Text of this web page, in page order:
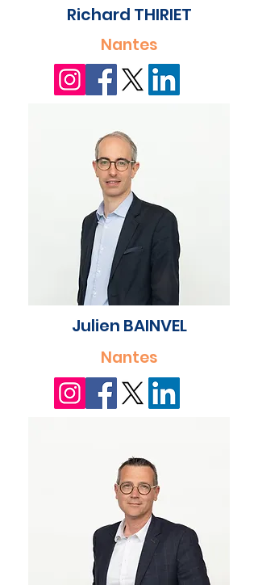
Richard THIRIET
Nantes
Julien BAINVEL
Nantes